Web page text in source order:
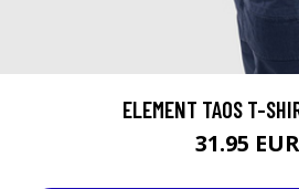
ELEMENT TAOS T-
31.95 EUR